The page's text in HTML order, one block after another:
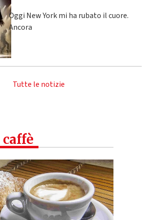
Oggi New York mi ha rubato il cuore.
Ancora
Tutte le notizie